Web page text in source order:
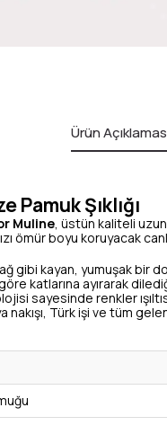
Ürün
Pamuk Şıklığı
Muline, üstün kaliteli
ömür boyu koruyacak
gibi kayan, yumuşak bir
katlarına ayırarak
sayesinde renkler
Türk işi ve tüm